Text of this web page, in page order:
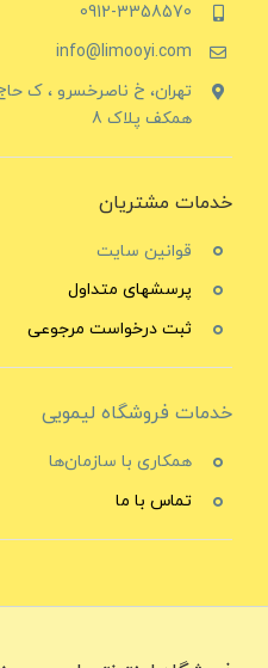
0912-3358570
info@limooyi.com
تهران، خ ناصرخسرو ، ک
همکف پلاک 8
خدمات مشتریان
قوانین سایت
پرسشهای متداول
ثبت درخواست مرجوعی
خدمات فروشگاه لیمویی
همکاری با سازمان‌ها
تماس با ما